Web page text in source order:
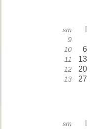
sm
9
10 6
11 13
12 20
13 27
sm